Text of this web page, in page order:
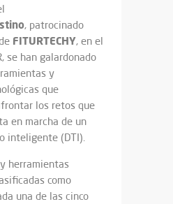
, patrocinado
FITURTECHY, en el
se han galardonado
y
que
los retos que
en marcha de un
inteligente (DTI).
herramientas
como
una de las cinco